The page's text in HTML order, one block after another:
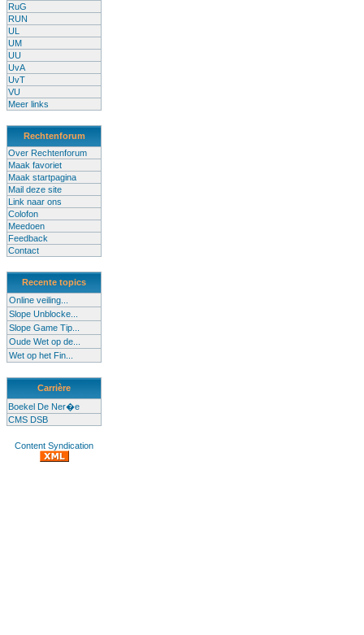
RuG
RUN
UL
UM
UU
UvA
UvT
VU
Meer links
Rechtenforum
Over Rechtenforum
Maak favoriet
Maak startpagina
Mail deze site
Link naar ons
Colofon
Meedoen
Feedback
Contact
Recente topics
Online veiling...
Slope Unblocke...
Slope Game Tip...
Oude Wet op de...
Wet op het Fin...
Carrière
Boekel De Ner�e
CMS DSB
Content Syndication